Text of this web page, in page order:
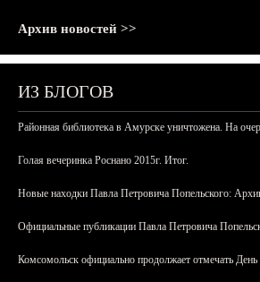
Архив новостей >>
ИЗ БЛОГОВ
Районная библиотека в Амурске уничтожена. На
Голая вечеринка Роснано 2015г. Итог.
Новые находки Павла Петровича Попельского:
Официальные публикации Павла Петровича
Комсомольск официально продолжает отмечать